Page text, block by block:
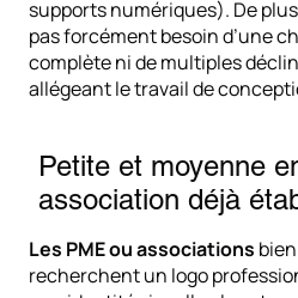
supports numériques). De
pas forcément besoin d’une
complète ni de multiples
allégeant le travail de
Petite et moyenne
association déjà
Les PME ou associations
recherchent un logo